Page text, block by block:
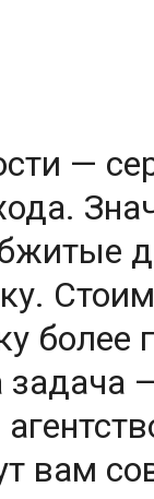
—
более
вам